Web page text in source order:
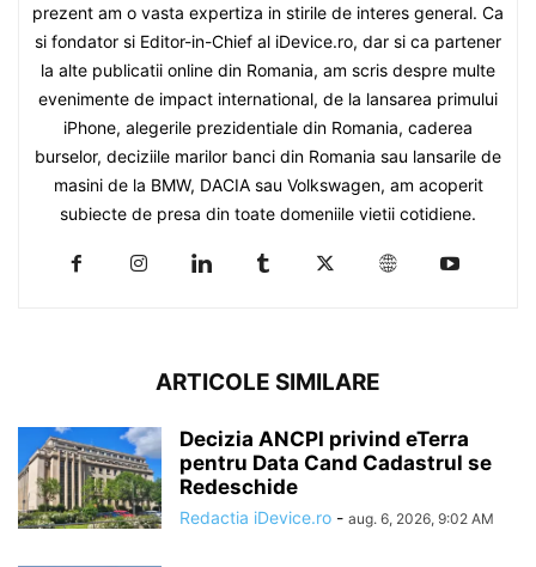
prezent am o vasta expertiza in stirile de interes general. Ca
si fondator si Editor-in-Chief al iDevice.ro, dar si ca partener
la alte publicatii online din Romania, am scris despre multe
evenimente de impact international, de la lansarea primului
iPhone, alegerile prezidentiale din Romania, caderea
burselor, deciziile marilor banci din Romania sau lansarile de
masini de la BMW, DACIA sau Volkswagen, am acoperit
subiecte de presa din toate domeniile vietii cotidiene.
ARTICOLE SIMILARE
Decizia ANCPI privind eTerra
pentru Data Cand Cadastrul se
Redeschide
Redactia iDevice.ro - aug. 6, 2026, 9:02 AM